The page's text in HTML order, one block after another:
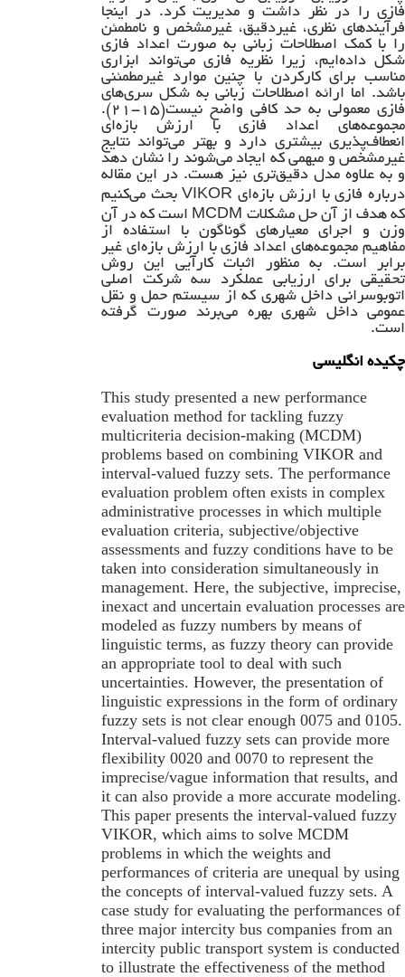
فازی را در نظر داشت و مدیریت کرد. در اینجا
فرآیندهای نظری، غیردقیق، غیرمشخص و نامطمئن
را با کمک اصطلاحات زبانی به صورت اعداد فازی
شکل داده‌ایم، زیرا نظریه فازی می‌تواند ابزاری
مناسب برای کارکردن با چنین موارد غیرمطمئنی
باشد. اما ارائه اصطلاحات زبانی به شکل سری‌های
فازی معمولی به حد کافی واضح نیست(۱۵-۲۱).
مجموعه‌های اعداد فازی با ارزش بازه‌ای
انعطاف‌پذیری بیشتری دارد و بهتر می‌تواند نتایج
غیرمشخص و مبهمی که ایجاد می‌شوند را نشان دهد
و به علاوه مدل دقیق‌تری نیز هست. در این مقاله
درباره فازی با ارزش بازه‌ای VIKOR بحث می‌کنیم
که هدف از آن حل مشکلات MCDM است که در آن
وزن و اجرای معیارهای گوناگون با استفاده از
مفاهیم مجموعه‌های اعداد فازی با ارزش بازه‌ای غیر
برابر است. به منظور اثبات کارآیی این روش
تحقیقی برای ارزیابی عملکرد سه شرکت اصلی
اتوبوسرانی داخل شهری که از سیستم حمل و نقل
عمومی داخل شهری بهره می‌برند صورت گرفته
است.
چکیده انگلیسی
This study presented a new performance
evaluation method for tackling fuzzy
multicriteria decision-making (MCDM)
problems based on combining VIKOR and
interval-valued fuzzy sets. The performance
evaluation problem often exists in complex
administrative processes in which multiple
evaluation criteria, subjective/objective
assessments and fuzzy conditions have to be
taken into consideration simultaneously in
management. Here, the subjective, imprecise,
inexact and uncertain evaluation processes are
modeled as fuzzy numbers by means of
linguistic terms, as fuzzy theory can provide
an appropriate tool to deal with such
uncertainties. However, the presentation of
linguistic expressions in the form of ordinary
fuzzy sets is not clear enough 0075 and 0105.
Interval-valued fuzzy sets can provide more
flexibility 0020 and 0070 to represent the
imprecise/vague information that results, and
it can also provide a more accurate modeling.
This paper presents the interval-valued fuzzy
VIKOR, which aims to solve MCDM
problems in which the weights and
performances of criteria are unequal by using
the concepts of interval-valued fuzzy sets. A
case study for evaluating the performances of
three major intercity bus companies from an
intercity public transport system is conducted
to illustrate the effectiveness of the method